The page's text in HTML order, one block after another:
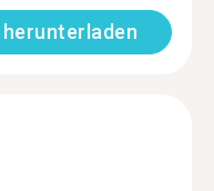
herunterladen